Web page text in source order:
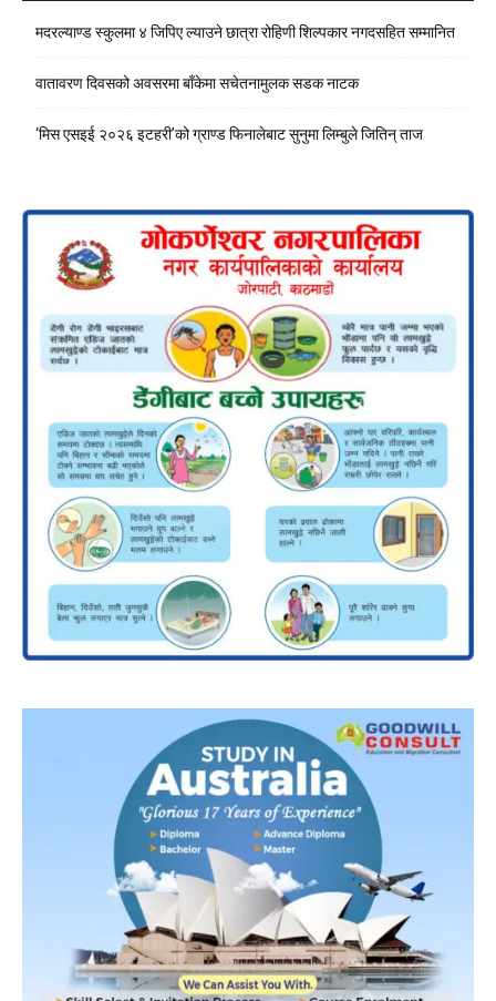
मदरल्याण्ड स्कुलमा ४ जिपिए ल्याउने छात्रा रोहिणी शिल्पकार नगदसहित सम्मानित
वातावरण दिवसको अवसरमा बाँकेमा सचेतनामुलक सडक नाटक
‘मिस एसइई २०२६ इटहरी’को ग्राण्ड फिनालेबाट सुनुमा लिम्बुले जितिन् ताज